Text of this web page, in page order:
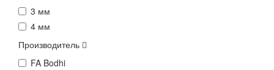
3 мм
4 мм
Производитель
FA Bodhi